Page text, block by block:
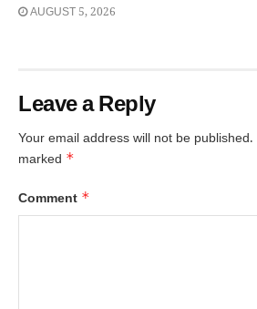
AUGUST 5, 2026
Leave a Reply
Your email address will not be published.
marked *
Comment *